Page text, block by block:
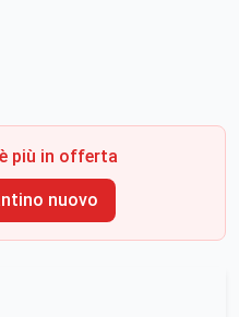
più in offerta
nuovo